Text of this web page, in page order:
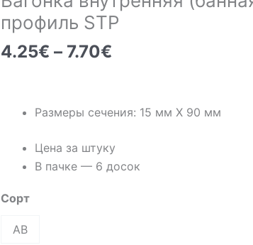
профиль STP
4.25€ – 7.70€
–
Размеры сечения: 15 мм Х 90 мм
Цена за штуку
В пачке — 6 досок
Сорт
AB